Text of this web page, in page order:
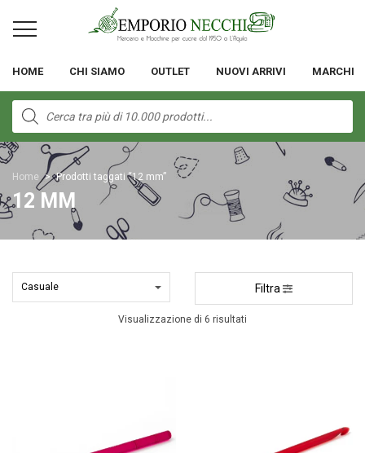
HOME CHI SIAMO OUTLET NUOVI ARRIVI MARCHI
Products
search
Home > Prodotti taggati “12 mm”
12 MM
Filtra
Visualizzazione di 6 risultati